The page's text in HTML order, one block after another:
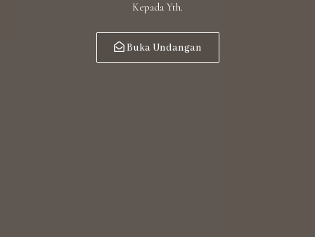
Kepada Yth.
Buka Undangan